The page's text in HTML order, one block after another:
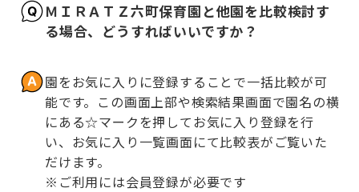
ＭＩＲＡＴＺ六町保育園と他園を比較検討す
る場合、どうすればいいですか？
園をお気に入りに登録することで一括比較が可
能です。この画面上部や検索結果画面で園名の横
にある☆マークを押してお気に入り登録を行
い、お気に入り一覧画面にて比較表がご覧いた
だけます。
※ご利用には会員登録が必要です